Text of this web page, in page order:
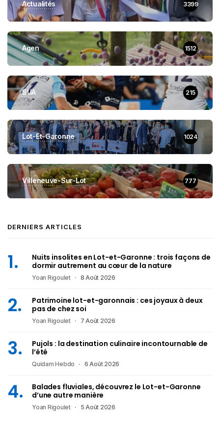
Actualités 3399
Agen 1512
SUA 215
Lot-Et-Garonne 1024
Villeneuve-Sur-Lot 777
DERNIERS ARTICLES
Nuits insolites en Lot-et-Garonne : trois façons de
dormir autrement au cœur de la nature
Yoan Rigoulet 8 Août 2026
Patrimoine lot-et-garonnais : ces joyaux à deux
pas de chez soi
Yoan Rigoulet 7 Août 2026
Pujols : la destination culinaire incontournable de
l’été
Quidam Hebdo 6 Août 2026
Balades fluviales, découvrez le Lot-et-Garonne
d’une autre manière
Yoan Rigoulet 5 Août 2026